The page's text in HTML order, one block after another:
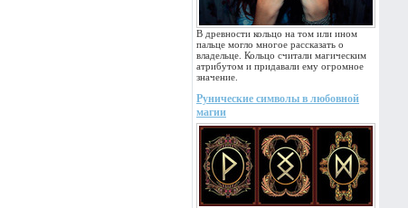
В древности кольцо на том или ином
пальце могло многое рассказать о
владельце. Кольцо считали магическим
атрибутом и придавали ему огромное
значение.
Рунические символы в любовной
магии